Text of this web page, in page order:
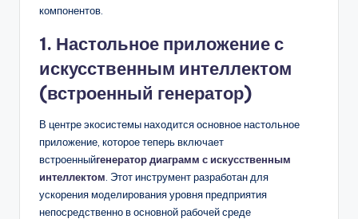
компонентов.
1. Настольное приложение с
искусственным интеллектом
(встроенный генератор)
В центре экосистемы находится основное настольное
приложение, которое теперь включает
встроенныйгенератор диаграмм с искусственным
интеллектом . Этот инструмент разработан для
ускорения моделирования уровня предприятия
непосредственно в основной рабочей среде